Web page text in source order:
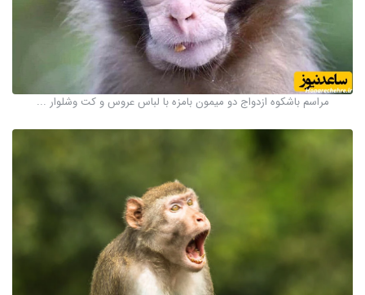
مراسم باشکوه ازدواج دو میمون بامزه با لباس عروس و کت وشلوار ...